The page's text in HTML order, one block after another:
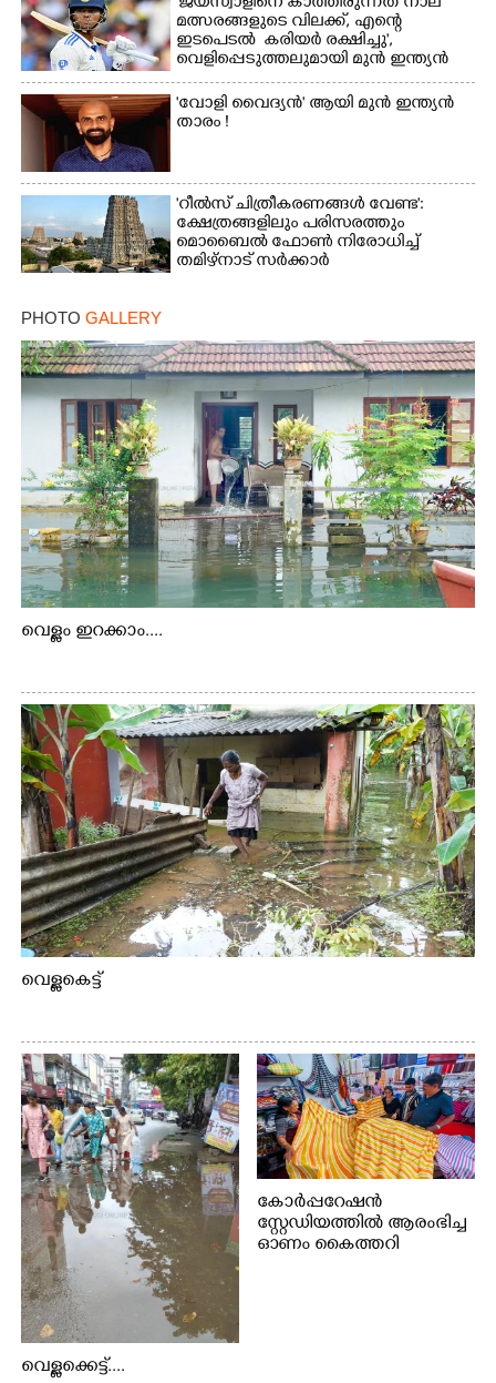
മത്സരങ്ങളുടെ വിലക്ക്, എന്റെ
ഇടപെടൽ കരിയർ രക്ഷിച്ചു',​
വെളിപ്പെടുത്തലുമായി മുൻ ഇന്ത്യൻ
ക്യാപ്‌ടൻ
'വോളി വൈദ്യൻ' ആയി മുൻ ഇന്ത്യൻ
താരം !
'റീൽസ് ചിത്രീകരണങ്ങൾ വേണ്ട':
ക്ഷേത്രങ്ങളിലും പരിസരത്തും
മൊബൈൽ ഫോൺ നിരോധിച്ച്
തമിഴ്നാട് സർക്കാർ
PHOTO GALLERY
വെള്ളം ഇറക്കാം....
വെള്ളകെട്ട്
വെള്ളക്കെട്ട്....
കോർപ്പറേഷൻ
സ്റ്റേഡിയത്തിൽ ആരംഭിച്ച
ഓണം കൈത്തറി